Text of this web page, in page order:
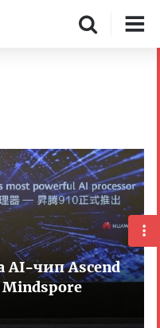
AI-чип Ascend